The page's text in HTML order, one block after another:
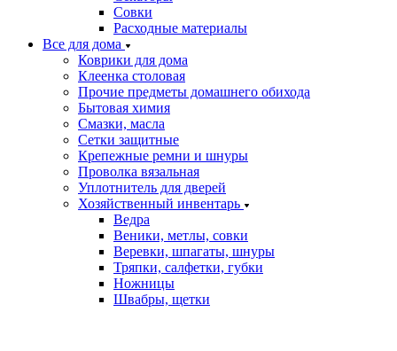
Совки
Расходные материалы
Все для дома
Коврики для дома
Клеенка столовая
Прочие предметы домашнего обихода
Бытовая химия
Смазки, масла
Сетки защитные
Крепежные ремни и шнуры
Проволка вязальная
Уплотнитель для дверей
Хозяйственный инвентарь
Ведра
Веники, метлы, совки
Веревки, шпагаты, шнуры
Тряпки, салфетки, губки
Ножницы
Швабры, щетки